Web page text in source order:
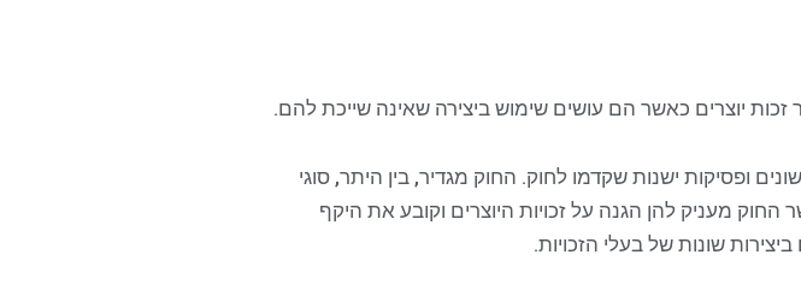
יוצרים כאשר הם עושים שימוש ביצירה שאינה שייכת להם.
ופסיקות ישנות שקדמו לחוק. החוק מגדיר, בין היתר, סוגי
החוק מעניק להן הגנה על זכויות היוצרים וקובע את היקף
שונות של בעלי הזכויות.